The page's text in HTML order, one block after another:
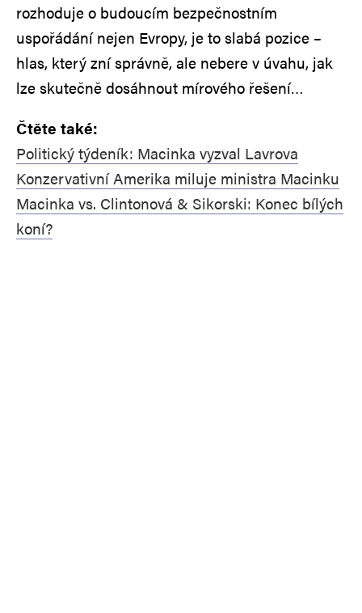
rozhoduje o budoucím bezpečnostním
uspořádání nejen Evropy, je to slabá pozice –
hlas, který zní správně, ale nebere v úvahu, jak
lze skutečně dosáhnout mírového řešení…
Čtěte také:
Politický týdeník: Macinka vyzval Lavrova
Konzervativní Amerika miluje ministra Macinku
Macinka vs. Clintonová & Sikorski: Konec bílých
koní?